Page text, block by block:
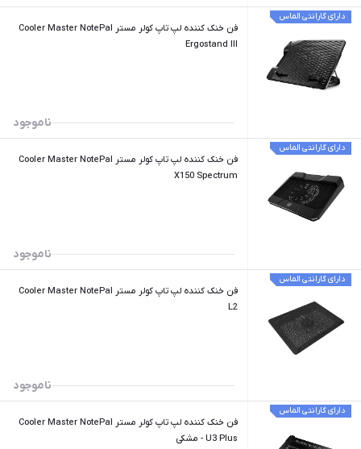
دارای گارانتی الماس
فن خنک کننده لپ تاپ کولر مستر Cooler Master NotePal
Ergostand III
ناموجود
دارای گارانتی الماس
فن خنک کننده لپ تاپ کولر مستر Cooler Master NotePal
X150 Spectrum
ناموجود
دارای گارانتی الماس
فن خنک کننده لپ تاپ کولر مستر Cooler Master NotePal
L2
ناموجود
دارای گارانتی الماس
فن خنک کننده لپ تاپ کولر مستر Cooler Master NotePal
U3 Plus - مشکی